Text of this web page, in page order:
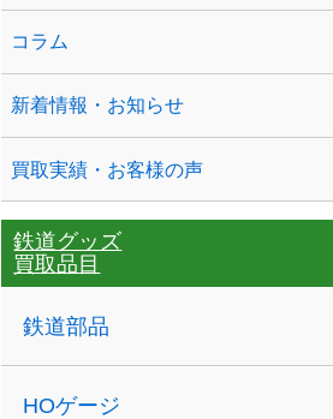
コラム
新着情報・お知らせ
買取実績・お客様の声
鉄道グッズ
買取品目
鉄道部品
HOゲージ